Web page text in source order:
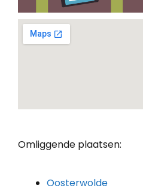
Omliggende plaatsen:
Oosterwolde